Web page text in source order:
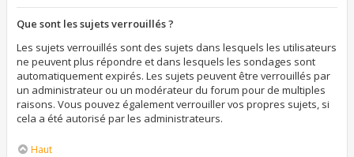
Que sont les sujets verrouillés ?
Les sujets verrouillés sont des sujets dans lesquels les utilisateurs
ne peuvent plus répondre et dans lesquels les sondages sont
automatiquement expirés. Les sujets peuvent être verrouillés par
un administrateur ou un modérateur du forum pour de multiples
raisons. Vous pouvez également verrouiller vos propres sujets, si
cela a été autorisé par les administrateurs.
Haut